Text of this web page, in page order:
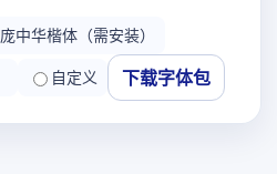
庞中华楷体（需安装）
自定义 下载字体包